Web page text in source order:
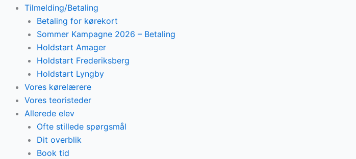
Tilmelding/Betaling
Betaling for kørekort
Sommer Kampagne 2026 – Betaling
Holdstart Amager
Holdstart Frederiksberg
Holdstart Lyngby
Vores kørelærere
Vores teoristeder
Allerede elev
Ofte stillede spørgsmål
Dit overblik
Book tid